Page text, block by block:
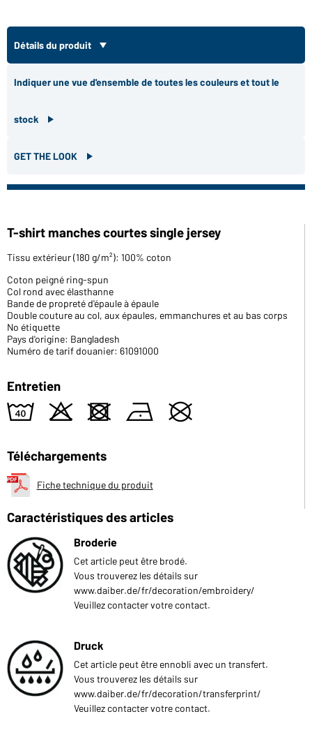
Détails du produit
Indiquer une vue d'ensemble de toutes les couleurs et tout le
stock
GET THE LOOK
T-shirt manches courtes single jersey
Tissu extérieur (180 g/m²): 100% coton
Coton peigné ring-spun
Col rond avec élasthanne
Bande de propreté d'épaule à épaule
Double couture au col, aux épaules, emmanchures et au bas corps
No étiquette
Pays d'origine: Bangladesh
Numéro de tarif douanier: 61091000
Entretien
8 o d n U
Téléchargements
Fiche technique du produit
Caractéristiques des articles
Broderie
Cet article peut être brodé.
Vous trouverez les détails sur
www.daiber.de/fr/decoration/embroidery/
Veuillez contacter votre contact.
Druck
Cet article peut être ennobli avec un transfert.
Vous trouverez les détails sur
www.daiber.de/fr/decoration/transferprint/
Veuillez contacter votre contact.